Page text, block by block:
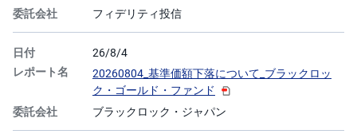
商
品
先
物
金
・
銀
フィデリティ投信
26/8/4
20260804_基準価額下落について_ブラックロッ
ク・ゴールド・ファンド
ブラックロック・ジャパン